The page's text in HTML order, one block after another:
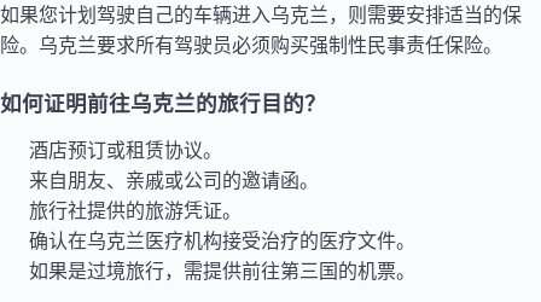
如果您计划驾驶自己的车辆进入乌克兰，则需要安排适当的保
险。乌克兰要求所有驾驶员必须购买强制性民事责任保险。
如何证明前往乌克兰的旅行目的？
酒店预订或租赁协议。
来自朋友、亲戚或公司的邀请函。
旅行社提供的旅游凭证。
确认在乌克兰医疗机构接受治疗的医疗文件。
如果是过境旅行，需提供前往第三国的机票。